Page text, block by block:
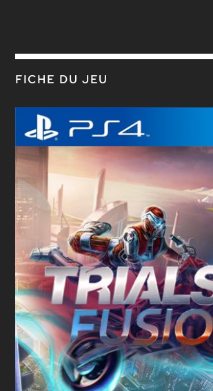
FICHE DU JEU